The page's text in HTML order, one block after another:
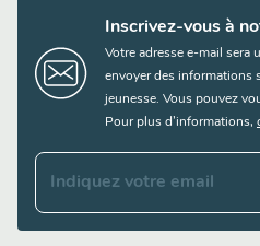
Inscrivez-vous à
Votre adresse e-mail sera
envoyer des informations
jeunesse. Vous pouvez
Pour plus d’informations,
Indiquez votre email